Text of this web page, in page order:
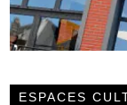
ESPACES